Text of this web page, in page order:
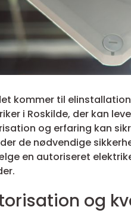
kommer til
i Roskilde, der kan
og erfaring kan
de nødvendige
en autoriseret
og